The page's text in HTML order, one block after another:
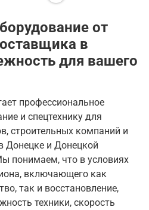
от
в
для вашего
профессиональное
и спецтехнику для
строительных компаний и
Донецке и Донецкой
понимаем, что в условиях
включающего как
так и восстановление,
техники, скорость